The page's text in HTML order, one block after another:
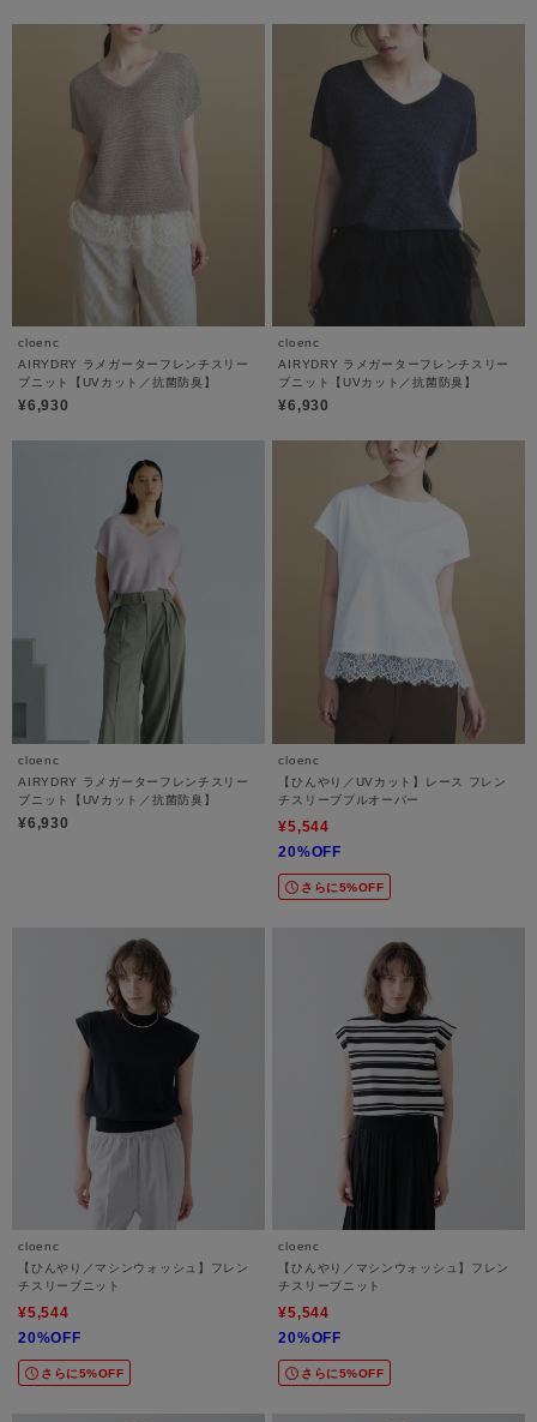
cloenc
AIRYDRY ラメガーターフレンチスリー
ブニット【UVカット／抗菌防臭】
¥6,930
cloenc
AIRYDRY ラメガーターフレンチスリー
ブニット【UVカット／抗菌防臭】
¥6,930
cloenc
AIRYDRY ラメガーターフレンチスリー
ブニット【UVカット／抗菌防臭】
¥6,930
cloenc
【ひんやり／UVカット】レース フレン
チスリーブプルオーバー
¥5,544
20%OFF
さらに5%OFF
cloenc
【ひんやり／マシンウォッシュ】フレン
チスリーブニット
¥5,544
20%OFF
さらに5%OFF
cloenc
【ひんやり／マシンウォッシュ】フレン
チスリーブニット
¥5,544
20%OFF
さらに5%OFF